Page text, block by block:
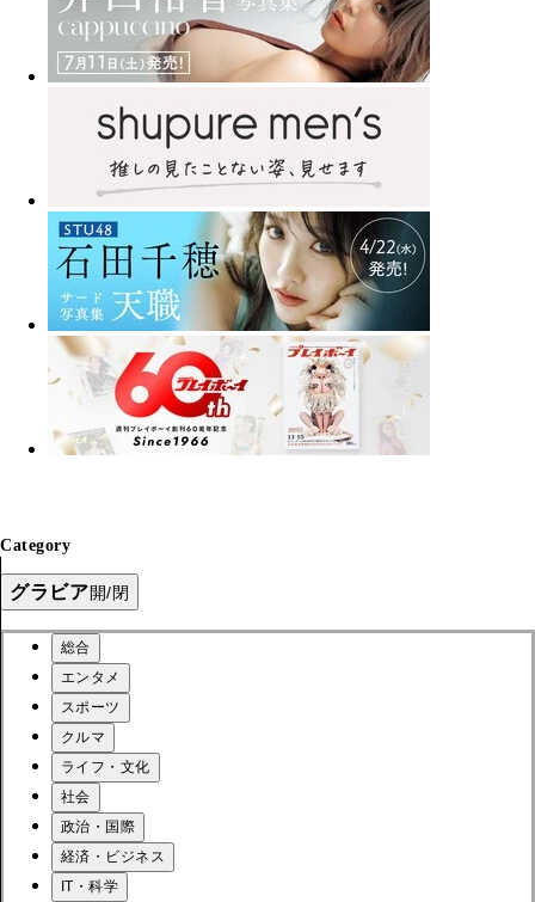
Category
グラビア開/閉
総合
エンタメ
スポーツ
クルマ
ライフ・文化
社会
政治・国際
経済・ビジネス
IT・科学